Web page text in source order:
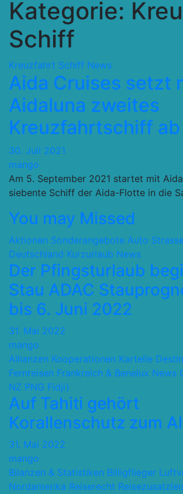
Kategorie:
Schiff
Kreuzfahrt Schiff News
Aida Cruises setzt
Aidaluna zweites
Kreuzfahrtschiff ab
30. Juli 2021
mango
Am 5. September 2021 startet mit
siebente Schiff der Aida-Flotte in die
You may Missed
Aktionen Sonderangebote Auto
Deutschland Kurzurlaub News
Der Pfingsturlaub
Stau ADAC
bis 6. Juni 2022
31. Mai 2022
mango
Allianzen Kooperationen Kartelle
Fernreisen Frankreich & Benelux News
NZ PNG Fidji)
Auf Tahiti gehört
Korallenschutz zum
31. Mai 2022
mango
Bilanzen & Statistiken Billigflieger
Nordamerika Reiserecht